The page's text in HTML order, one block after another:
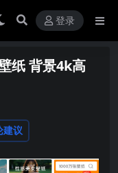
登录
纸 背景4k高
建议